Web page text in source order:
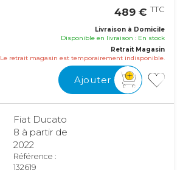
489 € TTC
Livraison à Domicile
Disponible en livraison : En stock
Retrait Magasin
Le retrait magasin est temporairement indisponible.
Ajouter
Fiat Ducato
8 à partir de
2022
Référence :
132619